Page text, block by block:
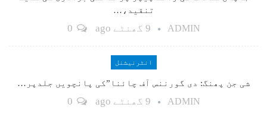
تنقید،…
ADMIN 9 گھنٹے ago
انٹرنیشنل
شی جن پھنگ: دی گورننس آف چائنا”کی پانچویں جلدپر…
ADMIN 9 گھنٹے ago